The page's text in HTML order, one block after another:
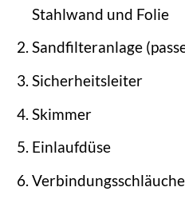
Stahlwand und Folie
Sandfilteranlage
Sicherheitsleiter
Skimmer
Einlaufdüse
Verbindungsschläuche